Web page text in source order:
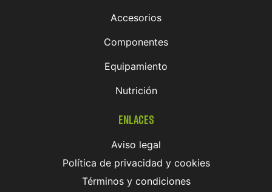
Accesorios
Componentes
Equipamiento
Nutrición
Enlaces
Aviso legal
Política de privacidad y cookies
Términos y condiciones